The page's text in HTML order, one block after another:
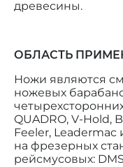
древесины.
ОБЛАСТЬ
Ножи являются
ножевых
QUADRO, V-Hold,
Feeler, Leadermac
на фрезерных
рейсмусовых: